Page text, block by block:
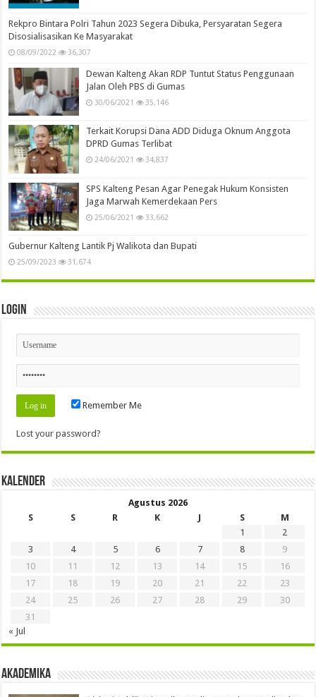
Rekpro Bintara Polri Tahun 2023 Segera Dibuka, Persyaratan Segera
Disosialisasikan Ke Masyarakat
08/09/2022 36,307
Dewan Kalteng Akan RDP Tuntut Status Penggunaan
Jalan Oleh PBS di Gumas
30/06/2021 35,146
Terkait Korupsi Dana ADD Diduga Oknum Anggota
DPRD Gumas Terlibat
24/06/2021 34,837
SPS Kalteng Pesan Agar Penegak Hukum Konsisten
Jaga Marwah Kemerdekaan Pers
25/06/2021 33,662
Gubernur Kalteng Lantik Pj Walikota dan Bupati
25/09/2023 31,674
Login
Remember Me
Lost your password?
Kalender
Agustus 2026
S
S R K J S
M
1
2
3
4 5 6 7 8
9
10
11 12 13 14 15
16
17
18 19 20 21 22
23
24
25 26 27 28 29
30
31
« Jul
Akademika